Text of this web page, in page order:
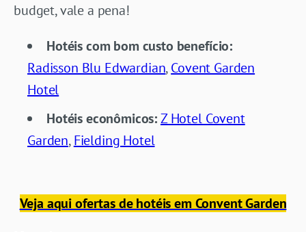
budget, vale a pena!
Hotéis com bom custo benefício:
Radisson Blu Edwardian,Covent Garden
Hotel
Hotéis econômicos:Z Hotel Covent
Garden,Fielding Hotel
Veja aqui ofertas de hotéis em Convent Garden